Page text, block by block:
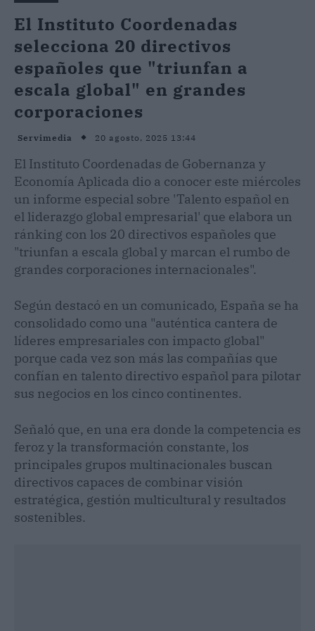
El Instituto Coordenadas
selecciona 20 directivos
españoles que "triunfan a
escala global" en grandes
corporaciones
Servimedia 20 agosto, 2025 13:44
El Instituto Coordenadas de Gobernanza y
Economía Aplicada dio a conocer este miércoles
un informe especial sobre 'Talento español en
el liderazgo global empresarial' que elabora un
ránking con los 20 directivos españoles que
"triunfan a escala global y marcan el rumbo de
grandes corporaciones internacionales".
Según destacó en un comunicado, España se ha
consolidado como una "auténtica cantera de
líderes empresariales con impacto global"
porque cada vez son más las compañías que
confían en talento directivo español para pilotar
sus negocios en los cinco continentes.
Señaló que, en una era donde la competencia es
feroz y la transformación constante, los
principales grupos multinacionales buscan
directivos capaces de combinar visión
estratégica, gestión multicultural y resultados
sostenibles.